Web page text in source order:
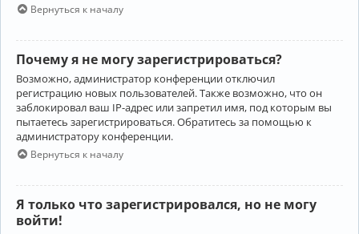
Вернуться к началу
Почему я не могу зарегистрироваться?
Возможно, администратор конференции отключил
регистрацию новых пользователей. Также возможно, что он
заблокировал ваш IP-адрес или запретил имя, под которым вы
пытаетесь зарегистрироваться. Обратитесь за помощью к
администратору конференции.
Вернуться к началу
Я только что зарегистрировался, но не могу
войти!